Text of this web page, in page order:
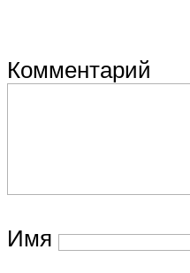
Комментарий
Имя